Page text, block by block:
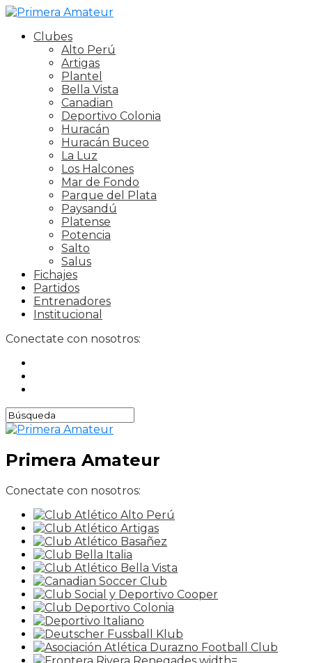
Clubes
Alto Perú
Artigas
Plantel
Bella Vista
Canadian
Deportivo Colonia
Huracán
Huracán Buceo
La Luz
Los Halcones
Mar de Fondo
Parque del Plata
Paysandú
Platense
Potencia
Salto
Salus
Fichajes
Partidos
Entrenadores
Institucional
Conectate con nosotros:
Primera Amateur
Conectate con nosotros: